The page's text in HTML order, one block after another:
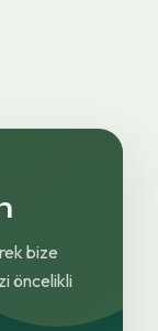
bize
öncelikli